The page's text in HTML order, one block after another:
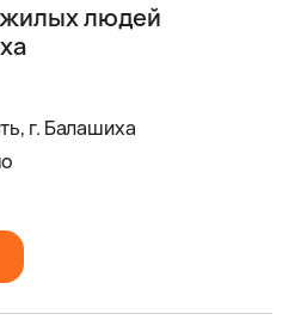
людей
г. Балашиха